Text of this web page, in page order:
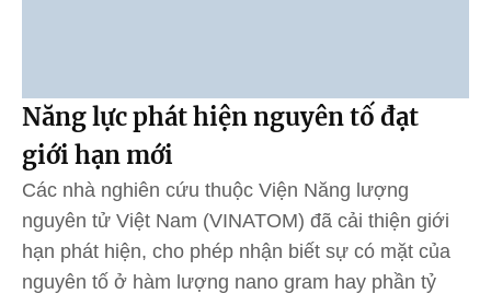
Năng lực phát hiện nguyên tố đạt
giới hạn mới
Các nhà nghiên cứu thuộc Viện Năng lượng
nguyên tử Việt Nam (VINATOM) đã cải thiện giới
hạn phát hiện, cho phép nhận biết sự có mặt của
nguyên tố ở hàm lượng nano gram hay phần tỷ